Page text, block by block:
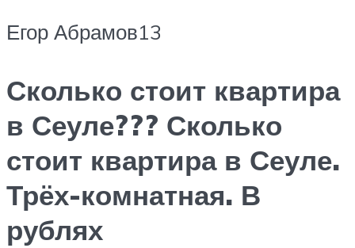
Егор Абрамов13
Сколько стоит квартира
в Сеуле??? Сколько
стоит квартира в Сеуле.
Трёх-комнатная. В
рублях